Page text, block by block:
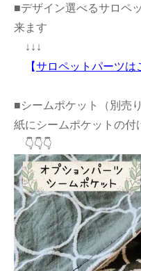
■デザイン選べるサロペ
来ます
↓↓↓
【サロペットパーツは
■シームポケット（別売
紙にシームポケットの付
👇👇👇